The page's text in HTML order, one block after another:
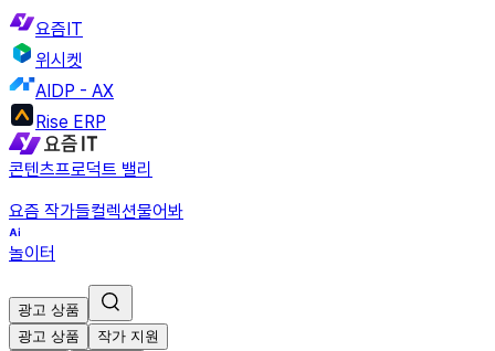
요즘IT
위시켓
AIDP - AX
Rise ERP
콘텐츠프로덕트 밸리
요즘 작가들컬렉션물어봐
놀이터
광고 상품
광고 상품
작가 지원